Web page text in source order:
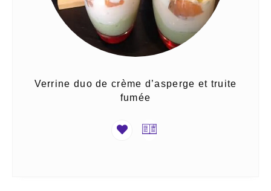
Verrine duo de crème d’asperge et truite
fumée